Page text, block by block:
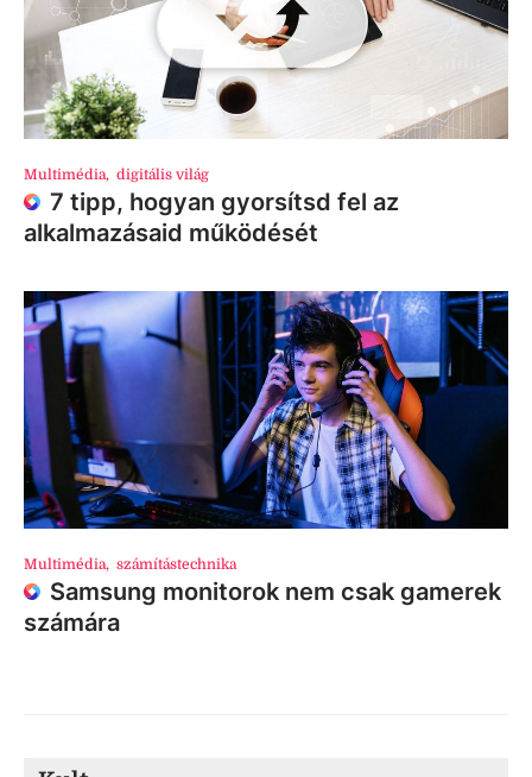
Multimédia, digitális világ
7 tipp, hogyan gyorsítsd fel az
alkalmazásaid működését
Multimédia, számítástechnika
Samsung monitorok nem csak gamerek
számára